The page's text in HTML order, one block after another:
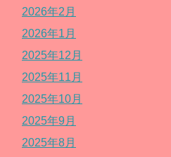
2026年2月
2026年1月
2025年12月
2025年11月
2025年10月
2025年9月
2025年8月